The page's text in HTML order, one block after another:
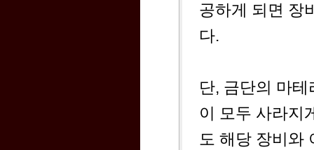
공하게 되면 장
다.
단, 금단의 마
이 모두 사라지
도 해당 장비와